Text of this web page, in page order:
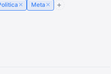
× Meta ×